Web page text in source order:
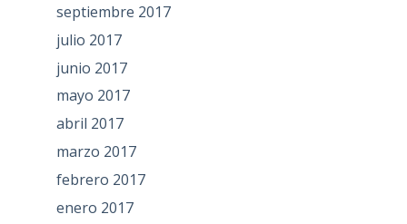
septiembre 2017
julio 2017
junio 2017
mayo 2017
abril 2017
marzo 2017
febrero 2017
enero 2017